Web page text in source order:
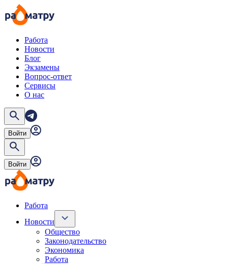
Работа
Новости
Блог
Экзамены
Вопрос-ответ
Сервисы
О нас
Войти
Войти
Работа
Новости
Общество
Законодательство
Экономика
Работа